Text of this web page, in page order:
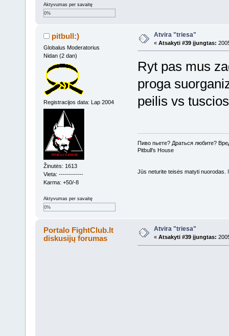
Aktyvumas per savaitę
0%
pitbull:)
Globalus Moderatorius
Nidan (2 dan)
Registracijos data: Lap 2004
Žinutės: 1613
Vieta: ------------
Karma: +50/-8
Aktyvumas per savaitę
0%
Atvira "triesa"
« Atsakyti #39 įjungtas:
Ryt pas mus
proga
peilis vs
Пиво пьете? Драться любите?
Pitbull's House
Jūs neturite teisės matyti nuorodas.
Portalo FightClub.lt
diskusijų forumas
Atvira "triesa"
« Atsakyti #39 įjungtas: